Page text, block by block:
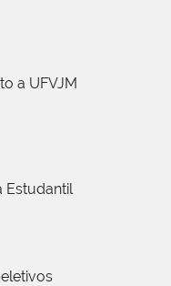
a UFVJM
Estudantil